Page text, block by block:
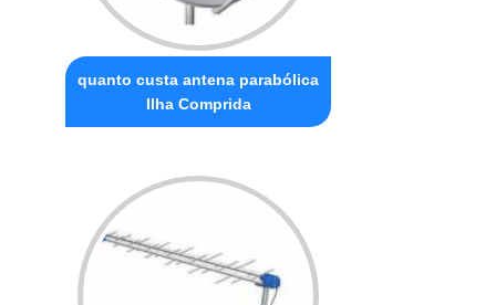
quanto custa antena parabólica
Ilha Comprida